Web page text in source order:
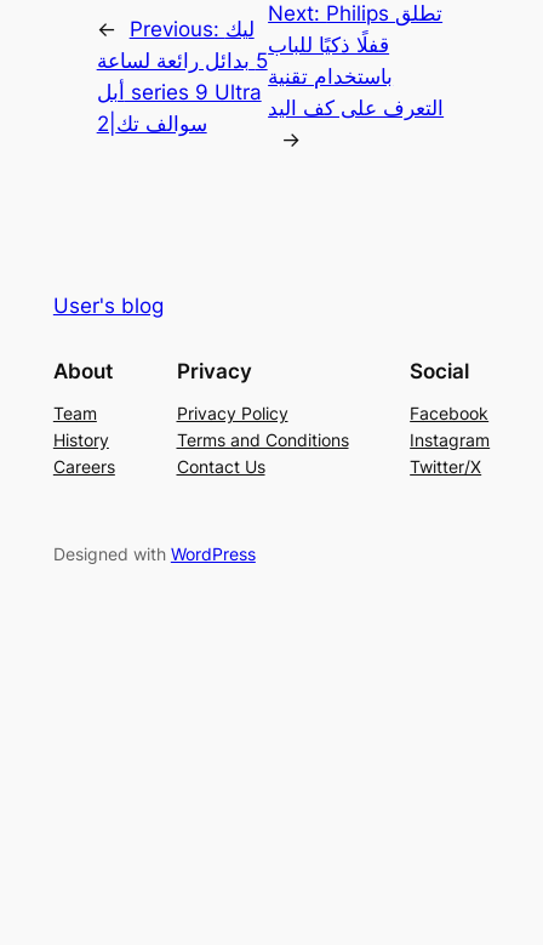
← Previous: ليك
5 بدائل رائعة لساعة
أبل series 9 Ultra
2|سوالف تك
Next: Philips تطلق
قفلًا ذكيًا للباب
باستخدام تقنية
التعرف على كف اليد
→
User's blog
About
Team
History
Careers
Privacy
Privacy Policy
Terms and Conditions
Contact Us
Social
Facebook
Instagram
Twitter/X
Designed with WordPress